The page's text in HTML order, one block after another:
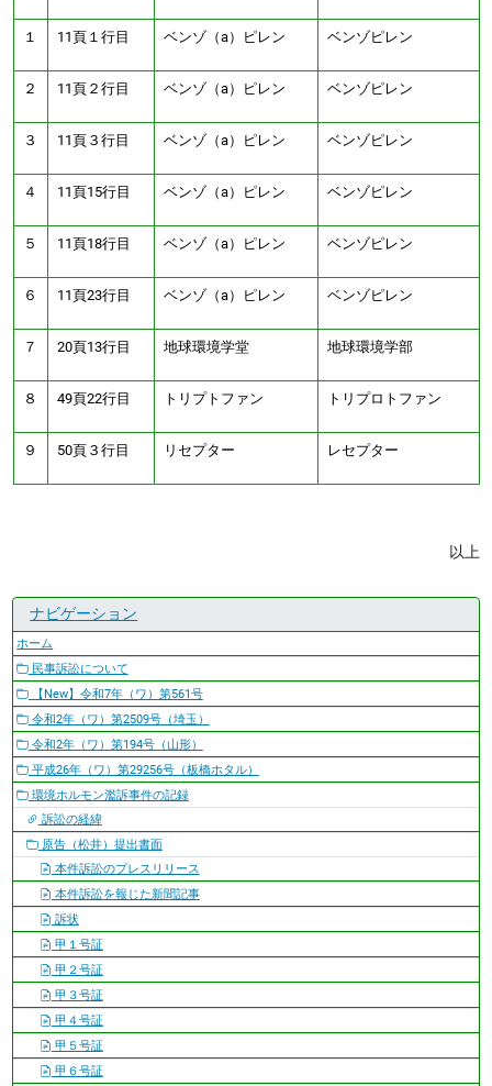
１ 11頁１行目 ベンゾ（a）ピレン ベンゾピレン
２ 11頁２行目 ベンゾ（a）ピレン ベンゾピレン
３ 11頁３行目 ベンゾ（a）ピレン ベンゾピレン
４ 11頁15行目 ベンゾ（a）ピレン ベンゾピレン
５ 11頁18行目 ベンゾ（a）ピレン ベンゾピレン
６ 11頁23行目 ベンゾ（a）ピレン ベンゾピレン
７ 20頁13行目 地球環境学堂 地球環境学部
８ 49頁22行目 トリプトファン トリプロトファン
９ 50頁３行目 リセプター レセプター
以上
ナビゲーション
ホーム
民事訴訟について
【New】令和7年（ワ）第561号
令和2年（ワ）第2509号（埼玉）
令和2年（ワ）第194号（山形）
平成26年（ワ）第29256号（板橋ホタル）
環境ホルモン濫訴事件の記録
訴訟の経緯
原告（松井）提出書面
本件訴訟のプレスリリース
本件訴訟を報じた新聞記事
訴状
甲１号証
甲２号証
甲３号証
甲４号証
甲５号証
甲６号証